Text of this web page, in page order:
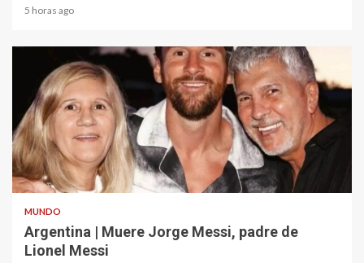
5 horas ago
2 min read
MUNDO
Argentina | Muere Jorge Messi, padre de
Lionel Messi